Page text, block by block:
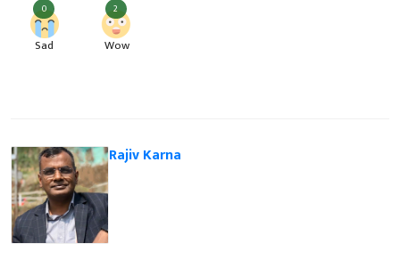
0
Sad
2
Wow
Rajiv Karna